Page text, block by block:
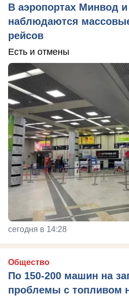
В аэропортах Минвод
наблюдаются
рейсов
Есть и отмены
сегодня в 14:28
Общество
По 150-200 машин на
проблемы с топливом